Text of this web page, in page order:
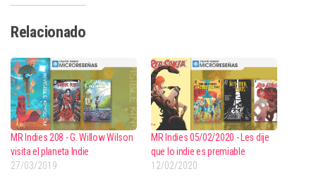
Relacionado
MR Indies 208 - G. Willow Wilson
visita el planeta Indie
27/03/2019
MR Indies 05/02/2020 - Les dije
que lo indie es premiable
12/02/2020